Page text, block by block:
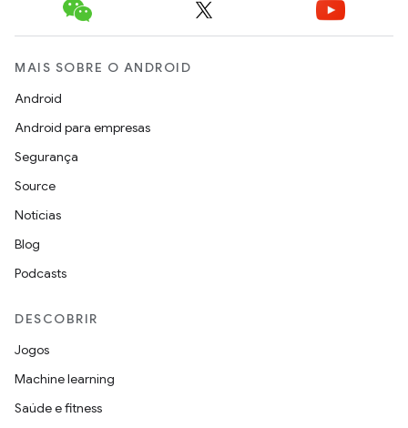
MAIS SOBRE O ANDROID
Android
Android para empresas
Segurança
Source
Notícias
Blog
Podcasts
DESCOBRIR
Jogos
Machine learning
Saúde e fitness